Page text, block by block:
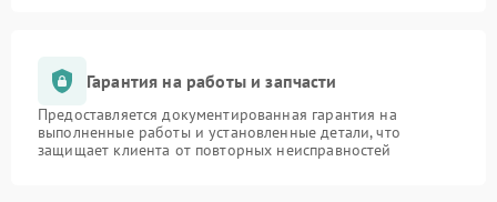
Гарантия на работы и запчасти
Предоставляется документированная гарантия на
выполненные работы и установленные детали, что
защищает клиента от повторных неисправностей